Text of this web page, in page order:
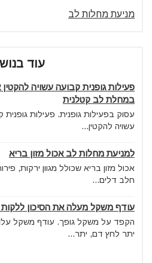
מניעת מחלות לב
עוד
פעילות גופנית קבועה עשויה
במחלת לב קטלנית
עסוק בפעילות גופנית. פעילות גופנית
עשויה להקטין...
למניעת מחלות לב אכול מזון בריא
אכול מזון בריא שכולל מגוון ירקות,
חלב דלים...
עודף משקל מעלה את הסיכון
הקפד על משקל גופך. עודף משקל
יתר לחץ דם, יתר...